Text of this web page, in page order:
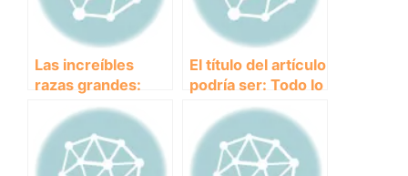
Las increíbles
razas grandes:
descubre las
maravillas de los
gigantes del reino
animal
El título del artículo
podría ser: Todo lo
que debes saber
sobre el Labador
Retriever